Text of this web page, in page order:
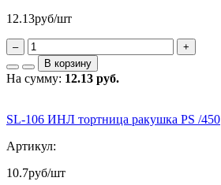
12.13руб/шт
–
+
В корзину
На сумму: 12.13 руб.
SL-106 ИНЛ тортница ракушка PS /450
Артикул:
10.7руб/шт